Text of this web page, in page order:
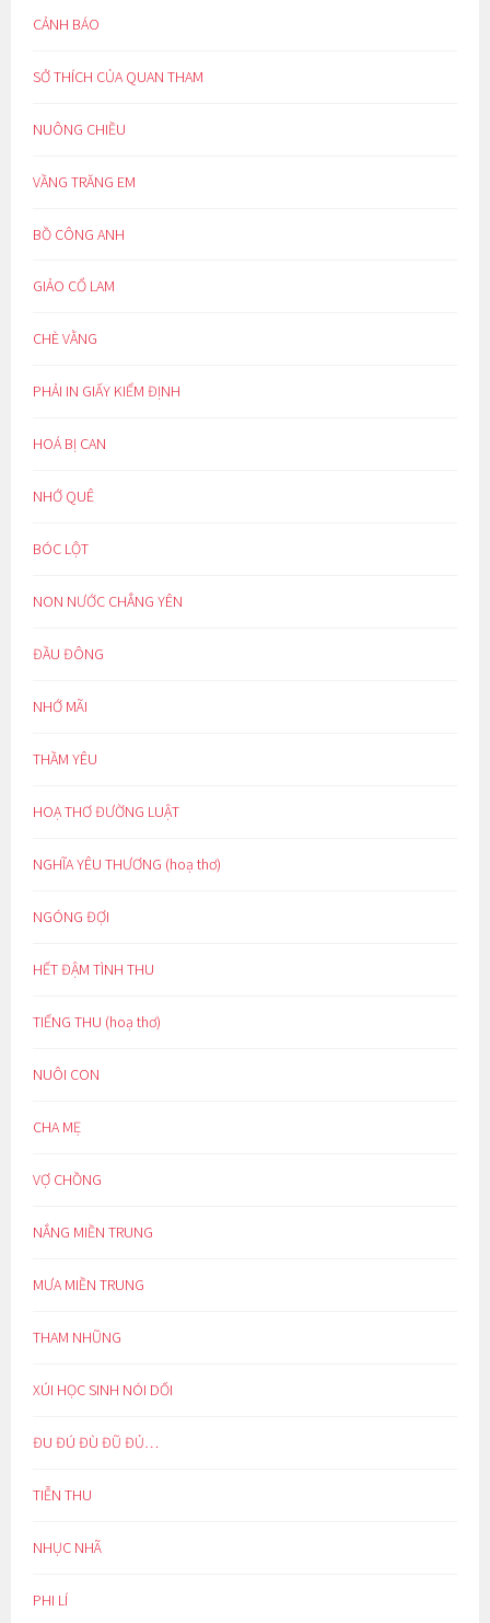
CẢNH BÁO
SỞ THÍCH CỦA QUAN THAM
NUÔNG CHIỀU
VẦNG TRĂNG EM
BỒ CÔNG ANH
GIẢO CỔ LAM
CHÈ VẰNG
PHẢI IN GIẤY KIỂM ĐỊNH
HOÁ BỊ CAN
NHỚ QUÊ
BÓC LỘT
NON NƯỚC CHẲNG YÊN
ĐẦU ĐÔNG
NHỚ MÃI
THẦM YÊU
HOẠ THƠ ĐƯỜNG LUẬT
NGHĨA YÊU THƯƠNG (hoạ thơ)
NGÓNG ĐỢI
HẾT ĐẬM TÌNH THU
TIẾNG THU (hoạ thơ)
NUÔI CON
CHA MẸ
VỢ CHỒNG
NẮNG MIỀN TRUNG
MƯA MIỀN TRUNG
THAM NHŨNG
XÚI HỌC SINH NÓI DỐI
ĐU ĐÚ ĐÙ ĐŨ ĐỦ…
TIỄN THU
NHỤC NHÃ
PHI LÍ